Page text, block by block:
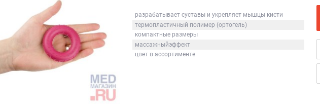
разрабатывает суставы и укрепляет мышцы кисти
термопластичный полимер (ортогель)
компактные размеры
массажныйэффект
цвет в ассортименте